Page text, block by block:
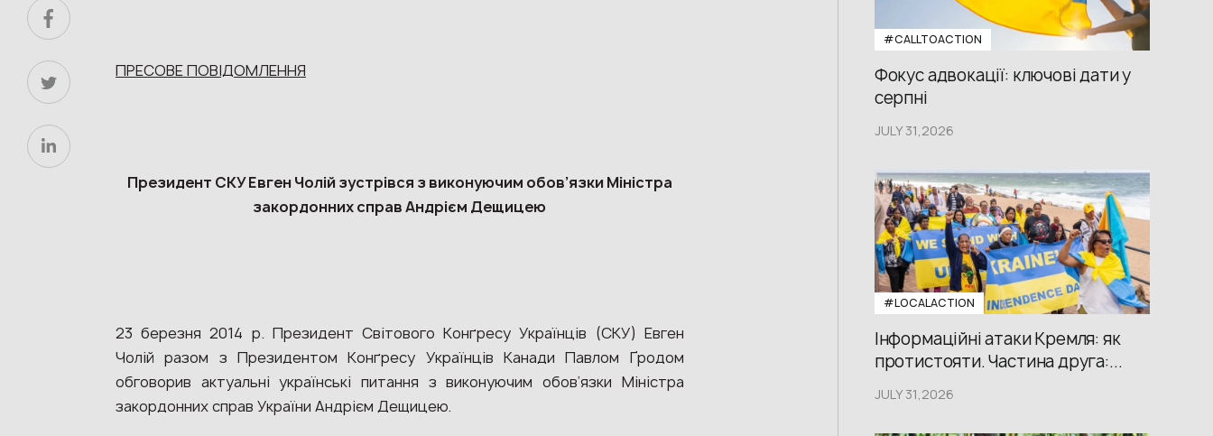
ПРЕСОВЕ ПОВІДОМЛЕННЯ
Президент СКУ Евген Чолій зустрівся з виконуючим обов’язки Міністра
закордонних справ Андрієм Дещицею
23 березня 2014 р. Президент Світового Конґресу Українців (СКУ) Евген
Чолій разом з Президентом Конґресу Українців Канади Павлом Ґродом
обговорив актуальні українські питання з виконуючим обов’язки Міністра
закордонних справ України Андрієм Дещицею.
#CALLTOACTION
Фокус адвокації: ключові дати у
серпні
JULY 31,2026
#LOCALACTION
Інформаційні атаки Кремля: як
протистояти. Частина друга:...
JULY 31,2026